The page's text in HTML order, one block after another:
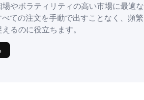
場やボラティリティの高い市場に最適な
ての注文を手動で出すことなく、頻繁
るのに役立ちます。